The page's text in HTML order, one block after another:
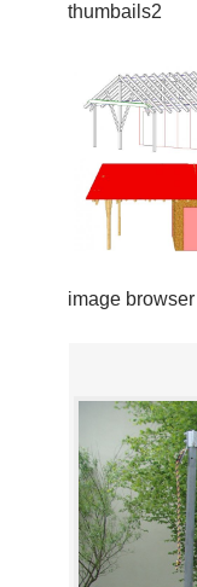
thumbails2
image browser